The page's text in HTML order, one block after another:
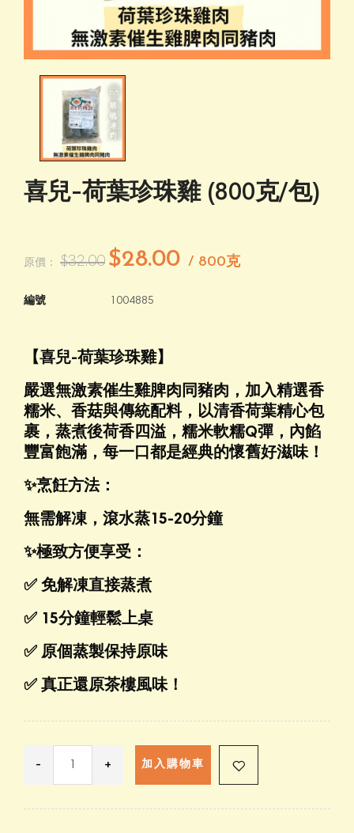
喜兒-荷葉珍珠雞 (800克/包)
原價： $32.00 $28.00 / 800克
編號 1004885
【喜兒-荷葉珍珠雞】
嚴選無激素催生雞脾肉同豬肉，加入精選香
糯米、香菇與傳統配料，以清香荷葉精心包
裹，蒸煮後荷香四溢，糯米軟糯Q彈，內餡
豐富飽滿，每一口都是經典的懷舊好滋味！
✨烹飪方法：
無需解凍，滾水蒸15-20分鐘
✨極致方便享受：
✅ 免解凍直接蒸煮
✅ 15分鐘輕鬆上桌
✅ 原個蒸製保持原味
✅ 真正還原茶樓風味！
- + 加入購物車